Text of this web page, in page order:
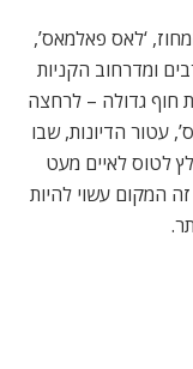
‘לאס פאלמאס’,
ומדרחוב הקניות
חוף גדולה – לרחצה
עטור הדיונות, שבו
לטוס לאיים מעט
המקום עשוי להיות